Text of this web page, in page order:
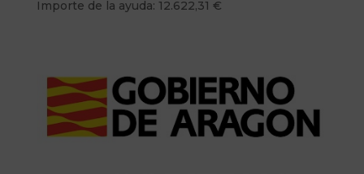
Importe de la ayuda: 12.622,31 €